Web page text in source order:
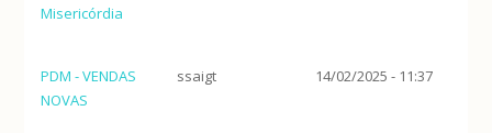
Misericórdia
PDM - VENDAS
NOVAS
ssaigt 14/02/2025 - 11:37